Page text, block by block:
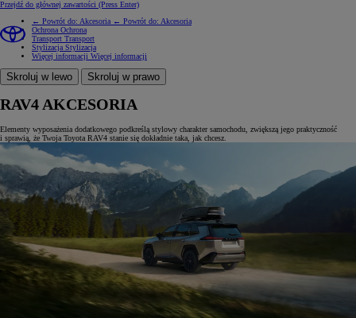
Przejdź do głównej zawartości (Press Enter)
← Powrót do: Akcesoria ← Powrót do: Akcesoria
Ochrona Ochrona
Transport Transport
Stylizacja Stylizacja
Więcej informacji Więcej informacji
Skroluj w lewo Skroluj w prawo
RAV4 AKCESORIA
Elementy wyposażenia dodatkowego podkreślą stylowy charakter samochodu, zwiększą jego praktyczność
i sprawią, że Twoja Toyota RAV4 stanie się dokładnie taka, jak chcesz.